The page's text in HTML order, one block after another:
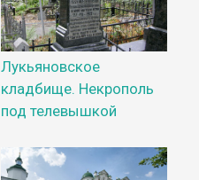
Лукьяновское
кладбище. Некрополь
под телевышкой